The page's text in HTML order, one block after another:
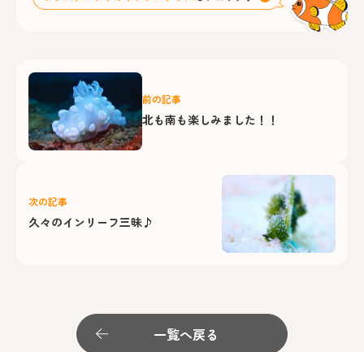
前の記事
北も南も楽しみました！！
次の記事
久々のインリーフ三昧♪
一覧へ戻る